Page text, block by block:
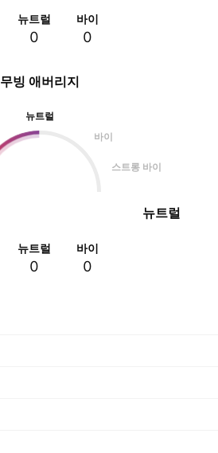
뉴트럴
0
바이
0
무빙 애버리지
뉴트럴
바이
스트롱 바이
뉴트럴
뉴트럴
0
바이
0